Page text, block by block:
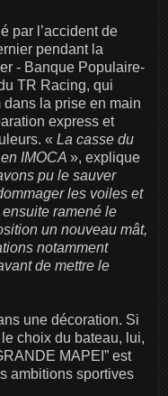
par l’accident de
pendant la
- Banque Populaire-
TR Racing, qui
la prise en main
express et
« La casse du
IMOCA », explique
pu le sauver
les voiles et
ramené le
un nouveau mât,
notamment
de mettre le
une décoration. Si
choix du bateau, lui,
MAPEI” est
ambitions sportives